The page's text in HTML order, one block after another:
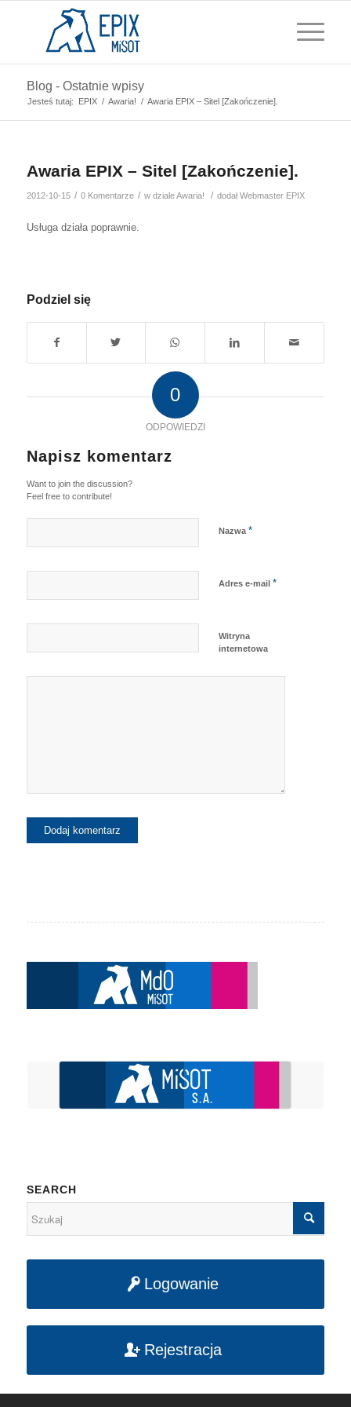
Blog - Ostatnie wpisy
Jesteś tutaj: EPIX / Awaria! / Awaria EPIX – Sitel [Zakończenie].
Awaria EPIX – Sitel [Zakończenie].
2012-10-15 / 0 Komentarze / w dzialeAwaria! / dodałWebmaster EPIX
Usługa działa poprawnie.
Podziel się
0
ODPOWIEDZI
Napisz komentarz
Want to join the discussion?
Feel free to contribute!
Nazwa *
Adres e-mail *
Witryna
internetowa
SEARCH
Logowanie
Rejestracja